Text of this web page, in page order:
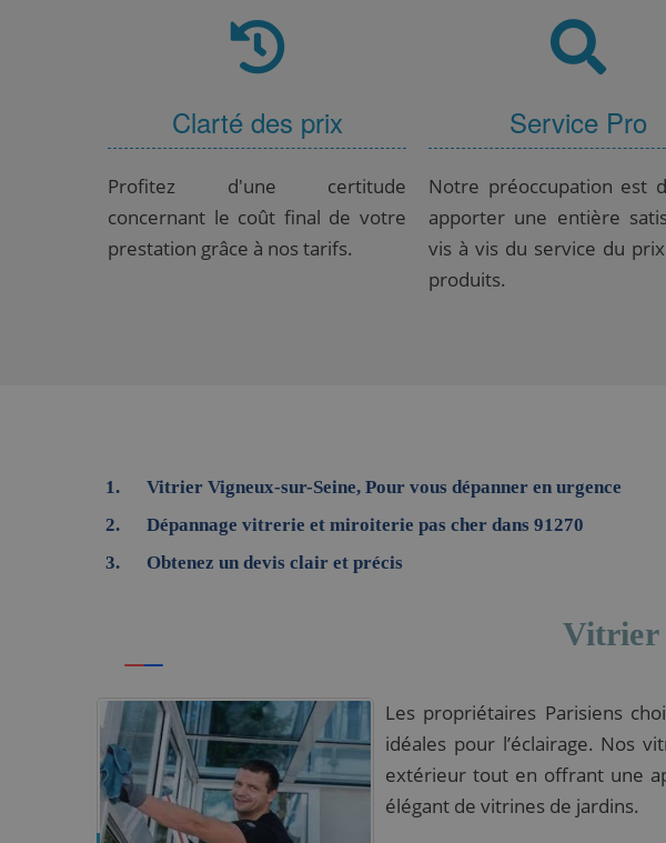
Clarté des prix
Profitez d'une certitude
concernant le coût final de votre
prestation grâce à nos tarifs.
Service Pro
Notre préoccupation est
apporter une entière
vis à vis du service du
produits.
Vitrier Vigneux-sur-Seine, Pour vous dépanner en urgence
Dépannage vitrerie et miroiterie pas cher dans 91270
Obtenez un devis clair et précis
Vitrier
Les propriétaires Parisiens
idéales pour l’éclairage. Nos
extérieur tout en offrant une
élégant de vitrines de jardins.